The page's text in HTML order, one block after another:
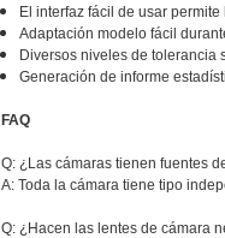
El interfaz fácil de usar
Adaptación modelo fácil
Diversos niveles de tolerancia
Generación de informe
FAQ
Q: ¿Las cámaras tienen fuentes
A: Toda la cámara tiene tipo
Q: ¿Hacen las lentes de cámara